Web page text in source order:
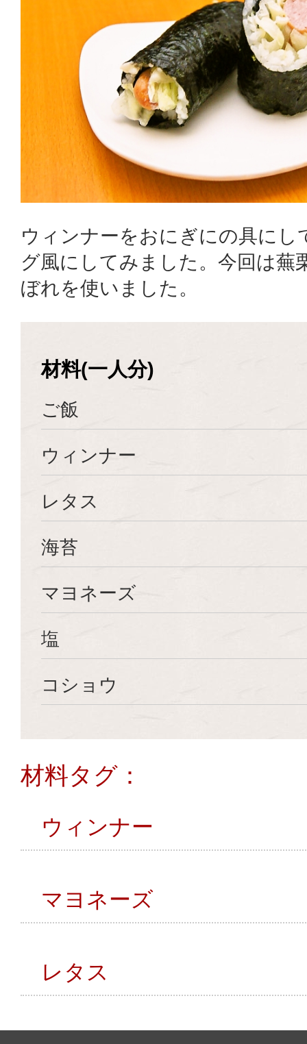
ウィンナーをおにぎにの具にし
グ風にしてみました。今回は蕪
ぼれを使いました。
材料(一人分)
ご飯
ウィンナー
レタス
海苔
マヨネーズ
塩
コショウ
材料タグ：
ウィンナー
マヨネーズ
レタス